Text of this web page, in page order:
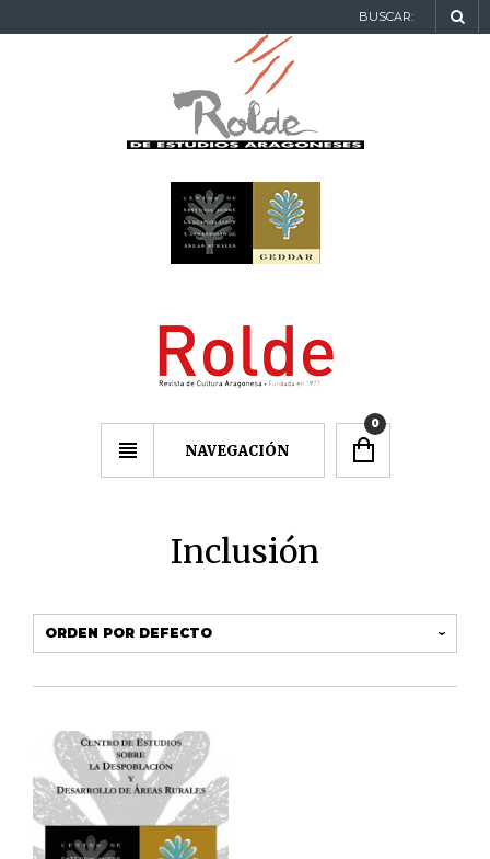
BUSCAR:
NAVEGACIÓN
0
Inclusión